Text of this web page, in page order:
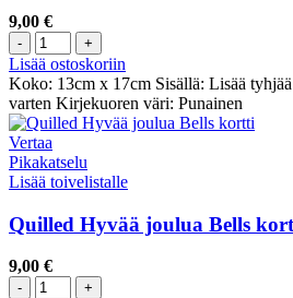
9,00 €
Lisää ostoskoriin
Koko: 13cm x 17cm Sisällä: Lisää
varten Kirjekuoren väri: Punainen
Vertaa
Pikakatselu
Lisää toivelistalle
Quilled Hyvää joulua Bells
9,00 €